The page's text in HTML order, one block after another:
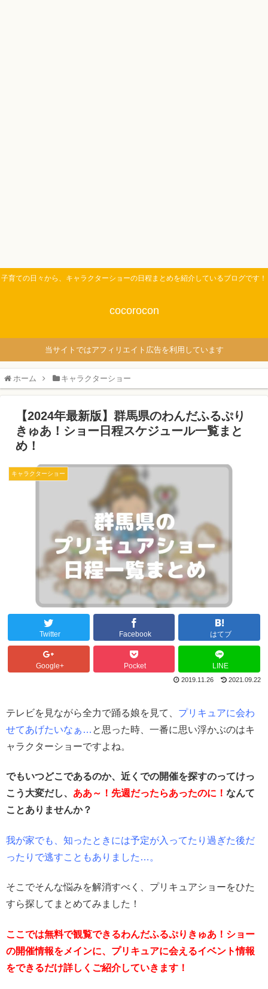
子育ての日々から、キャラクターショーの日程まとめを紹介しているブログです！
cocorocon
当サイトではアフィリエイト広告を利用しています
ホーム キャラクターショー
【2024年最新版】群馬県のわんだふるぷり
きゅあ！ショー日程スケジュール一覧まと
め！
キャラクターショー
Twitter Facebook はてブ
Google+ Pocket LINE
2019.11.26 2021.09.22
テレビを見ながら全力で踊る娘を見て、 プリキュアに会わ
せてあげたいなぁ… と思った時、一番に思い浮かぶのはキ
ャラクターショーですよね。
でもいつどこであるのか、近くでの開催を探すのってけっ
こう大変だし、 ああ～！先週だったらあったのに！ なんて
ことありませんか？
我が家でも、知ったときには予定が入ってたり過ぎた後だ
ったりで逃すこともありました…。
そこでそんな悩みを解消すべく、プリキュアショーをひた
すら探してまとめてみました！
ここでは無料で観覧できるわんだふるぷりきゅあ！ショー
の開催情報をメインに、プリキュアに会えるイベント情報
をできるだけ詳しくご紹介していきます！